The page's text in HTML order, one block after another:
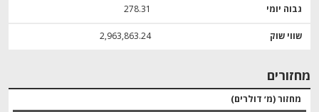
גבוה יומי 278.31
שווי שוק 2,963,863.24
מחזורים
מחזור (מ׳ דולרים)